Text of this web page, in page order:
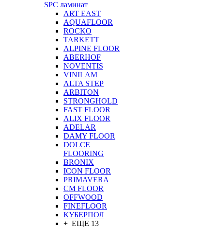
SPC ламинат
ART EAST
AQUAFLOOR
ROCKO
TARKETT
ALPINE FLOOR
ABERHOF
NOVENTIS
VINILAM
ALTA STEP
ARBITON
STRONGHOLD
FAST FLOOR
ALIX FLOOR
ADELAR
DAMY FLOOR
DOLCE
FLOORING
BRONIX
ICON FLOOR
PRIMAVERA
CM FLOOR
OFFWOOD
FINEFLOOR
КУБЕРПОЛ
+ ЕЩЕ 13